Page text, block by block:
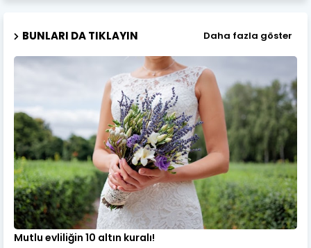
BUNLARI DA TIKLAYIN Daha fazla göster
Mutlu evliliğin 10 altın kuralı!